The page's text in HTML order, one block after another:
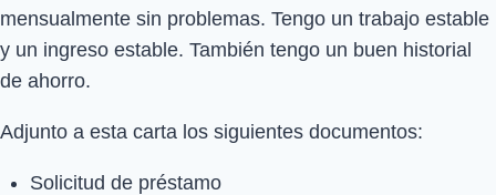
mensualmente sin problemas. Tengo un trabajo estable
y un ingreso estable. También tengo un buen historial
de ahorro.
Adjunto a esta carta los siguientes documentos:
Solicitud de préstamo